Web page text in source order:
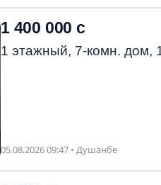
1 400 000 с
1 этажный, 7-комн. дом,
05.08.2026 09:47 • Душанбе